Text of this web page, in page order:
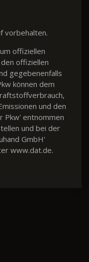
vorbehalten.
offiziellen
offiziellen
gegebenenfalls
können dem
und den
Pkw' entnommen
und bei der
GmbH'
www.dat.de.